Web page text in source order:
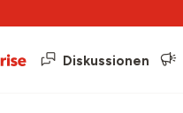
Diskussionen